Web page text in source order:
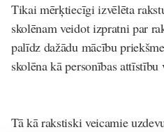
Tikai mērķtiecīgi izvēlēta
skolēnam veidot izpratni par
palīdz dažādu mācību
skolēna kā personības
Tā kā rakstiski veicamie